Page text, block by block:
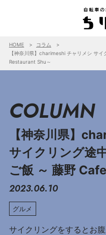
HOME
コラム
【神奈川県】charimeshi チャリメシ サ
Restaurant Shu～
COLUMN
【神奈川県】
サイクリング途
ご飯 ～ 藤野
2023.06.10
グルメ
サイクリングをするとお